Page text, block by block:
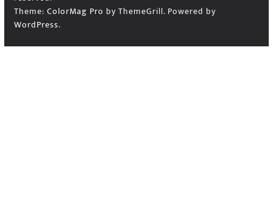
Theme: ColorMag Pro by ThemeGrill. Powered by
WordPress.